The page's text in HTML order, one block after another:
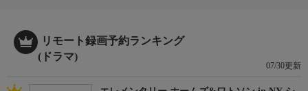
リモート録画予約ランキング
(ドラマ)
07/30更新